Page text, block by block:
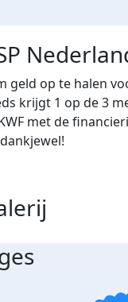
geld op te halen
krijgt 1 op de 3
met de